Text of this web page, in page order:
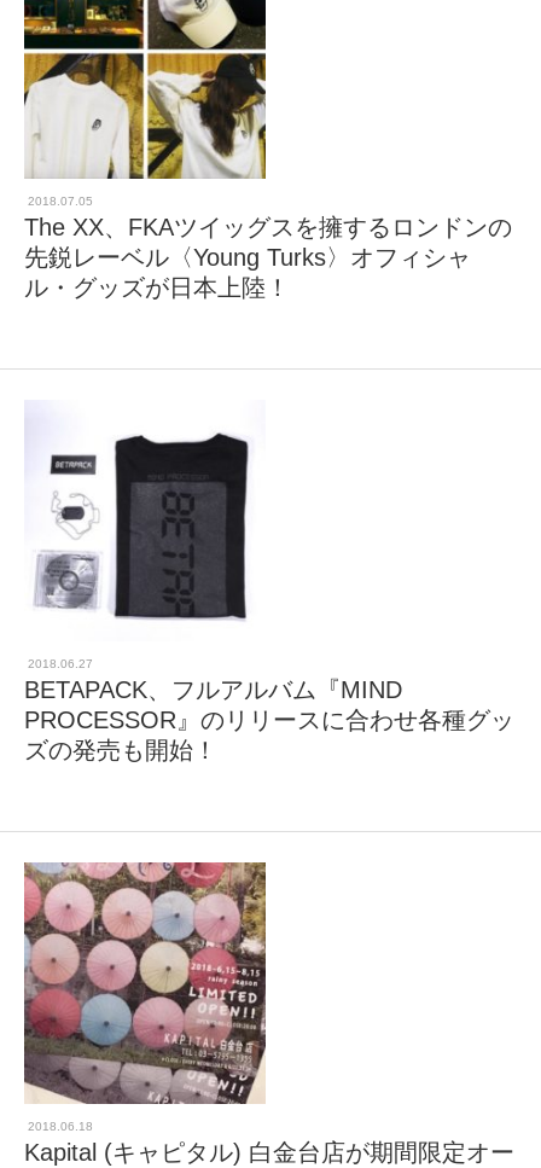
2018.07.05
The XX、FKAツイッグスを擁するロンドンの
先鋭レーベル〈Young Turks〉オフィシャ
ル・グッズが日本上陸！
2018.06.27
BETAPACK、フルアルバム『MIND
PROCESSOR』のリリースに合わせ各種グッ
ズの発売も開始！
2018.06.18
Kapital (キャピタル) 白金台店が期間限定オー